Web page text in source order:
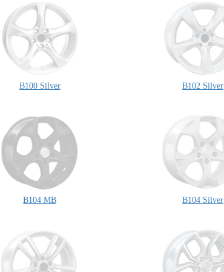
B100 Silver B102 Silver
B104 MB B104 Silver